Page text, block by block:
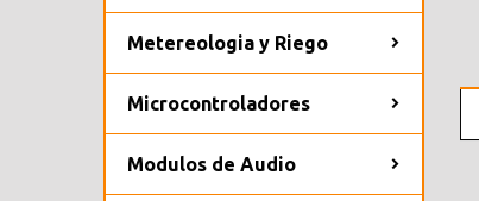
Metereologia y Riego
Microcontroladores
Modulos de Audio